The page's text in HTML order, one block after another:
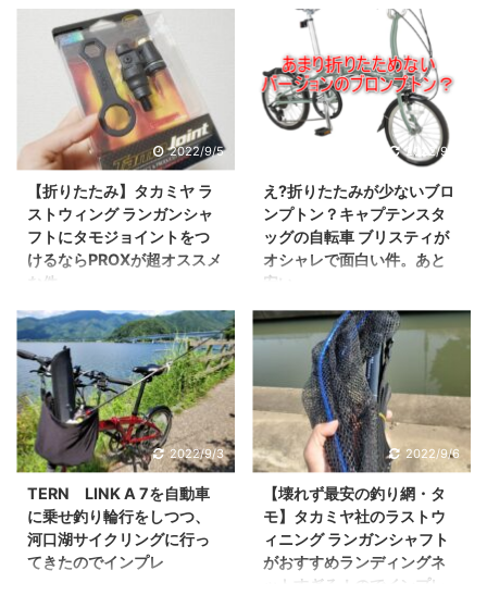
ため扇風機を使ってた訳
です。しかし扇風機だ
と、部屋の排熱用にはち
ょっと弱い。 そこで今
回はこんな方向けの記事
です。 部屋が暑いから、
キュレーターを購入しよ
うと思ってるんだけど、
どれを買うのがおす ...
シャレなキャリーカート
ないのかな？ oK です。
深堀りしつつ解説してい
きます。 最近のキャリー
カートはかなりオシャレ
まずこれを見てくださ
い。 緑キャプテンスタッ
グ(CAPTAIN STAG) キャ
リーカート 折りたたみ式
ツートンキャリー ...
りたたみ自転車大好きす
ぎて、自腹購入しまくっ
ています 大人気の
DAHON K 3。この自転
車はコンパクトでありな
がら、結構走れて魅力
的。 しかし・・・！こい
つに待ったをかける存在
が・・・・！ それが
DAHON K3 PLUSだ！
DAHON K3 PLUSは日
以前紹介したがDAHON
K3の兄貴分で、より高い
走行性能があるワケで
す。 走れる自転車を手に
するとどうなるかわかり
ますか？ そう。もっ
と。。。！もっと走れる
はず。そうだ！ハンドル
を改造 ...
ぎて、自腹購入しまくっ
ています さてそんな私で
すが、2年ほど前にTERN
のLINK A7を購入してい
ます。そこで今回はこん
な方向けの記事。 TERN
LINK A7の購入を検討し
てるんだけど、後悔しな
いかなぁ？ oK です。こ
の問題を深堀りしつつ解
説しつつ一緒に考えてい
LINK A7はこんな自転車
まずこれがTERN LINK
A7です。 10%OFF Tern
ターン Link A7 リンク
折りたたみ自転車 2022
年モ ...
2022/9/5
【折りたたみ】タカミヤ ラ
ストウィング ランガンシャ
フトにタモジョイントをつ
けるならPROXが超オススメ
な件
どうもワクテカです以前
紹介した、まともに使え
る最安の網であるタカミ
ヤのランガンシャフト。
この網はとても使いやす
いんですが、もっと利便
性を向上させる方法があ
ります。 そこで今回はこ
んな方向けの記事。タカ
ミヤのランガンシャフト
のジョイントパーツに迷
2022/9/5
え?折りたたみが少ないブロ
ンプトン？キャプテンスタ
ッグの自転車 ブリスティが
オシャレで面白い件。あと
安い
どうもwktk です折りた
たみ自転車が大好きすぎ
て自腹購入しまくってい
ます。 折りたたみ自転車
といえば、有名なのがブ
ロンプトン 。折りたたみ
機構もさることながら、
やっぱりあのオシャレな
デザインがいいんですよ
ね。 しかしおしゃれと引
き換えに、ブロンプトン
2022/9/3
TERN LINK A 7を自動車
に乗せ釣り輪行をしつつ、
河口湖サイクリングに行っ
てきたのでインプレ
2022/9/6
【壊れず最安の釣り網・タ
モ】タカミヤ社のラストウ
ィニング ランガンシャフト
がおすすめランディングネ
ットすぎる！のでインプレ